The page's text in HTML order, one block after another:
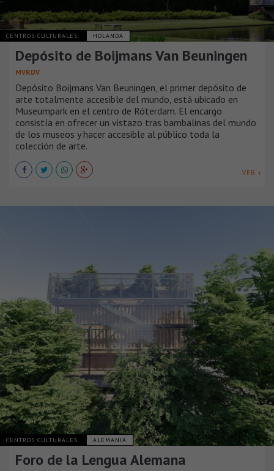
CENTROS CULTURALES HOLANDA
Depósito de Boijmans Van Beuningen
MVRDV
Depósito Boijmans Van Beuningen, el primer depósito de
arte totalmente accesible del mundo, está ubicado en
Museumpark en el centro de Róterdam. El encargo
consistía en ofrecer un vistazo tras bambalinas del mundo
de los museos y hacer accesible al público toda la
colección de arte.
VER +
CENTROS CULTURALES ALEMANIA
Foro de la Lengua Alemana